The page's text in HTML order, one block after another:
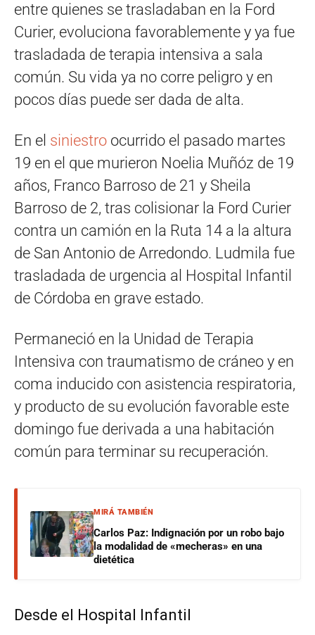
entre quienes se trasladaban en la Ford
Curier, evoluciona favorablemente y ya fue
trasladada de terapia intensiva a sala
común. Su vida ya no corre peligro y en
pocos días puede ser dada de alta.
En el siniestro ocurrido el pasado martes
19 en el que murieron Noelia Muñóz de 19
años, Franco Barroso de 21 y Sheila
Barroso de 2, tras colisionar la Ford Curier
contra un camión en la Ruta 14 a la altura
de San Antonio de Arredondo. Ludmila fue
trasladada de urgencia al Hospital Infantil
de Córdoba en grave estado.
Permaneció en la Unidad de Terapia
Intensiva con traumatismo de cráneo y en
coma inducido con asistencia respiratoria,
y producto de su evolución favorable este
domingo fue derivada a una habitación
común para terminar su recuperación.
MIRÁ TAMBIÉN
Carlos Paz: Indignación por un robo bajo
la modalidad de «mecheras» en una
dietética
Desde el Hospital Infantil